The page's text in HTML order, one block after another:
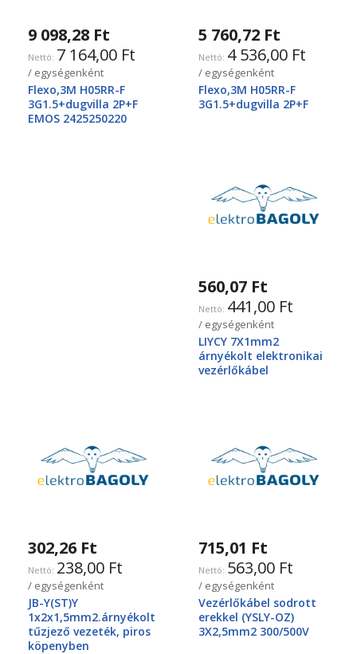
9 098,28 Ft
7 164,00 Ft
/ egységenként
Flexo,3M H05RR-F
3G1.5+dugvilla 2P+F
EMOS 2425250220
5 760,72 Ft
4 536,00 Ft
/ egységenként
Flexo,3M H05RR-F
3G1.5+dugvilla 2P+F
560,07 Ft
441,00 Ft
/ egységenként
LIYCY 7X1mm2
árnyékolt elektronikai
vezérlőkábel
302,26 Ft
238,00 Ft
/ egységenként
JB-Y(ST)Y
1x2x1,5mm2.árnyékolt
tűzjező vezeték, piros
köpenyben
715,01 Ft
563,00 Ft
/ egységenként
Vezérlőkábel sodrott
erekkel (YSLY-OZ)
3X2,5mm2 300/500V